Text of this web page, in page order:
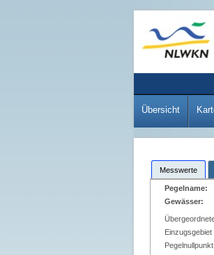
Übersicht
Messwerte
Pegelname:
Gewässer:
Pegelnullpunkt: